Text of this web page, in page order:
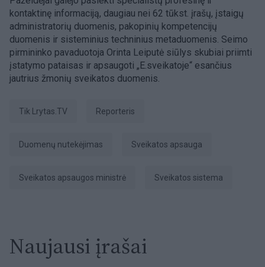
kontaktinę informaciją, daugiau nei 62 tūkst. įrašų, įstaigų
administratorių duomenis, pakopinių kompetencijų
duomenis ir sisteminius techninius metaduomenis. Seimo
pirmininko pavaduotoja Orinta Leiputė siūlys skubiai priimti
įstatymo pataisas ir apsaugoti „E.sveikatoje“ esančius
jautrius žmonių sveikatos duomenis.
tik Lrytas.TV Reporteris
duomenų nutekėjimas sveikatos apsauga
sveikatos apsaugos ministrė sveikatos sistema
Naujausi įrašai